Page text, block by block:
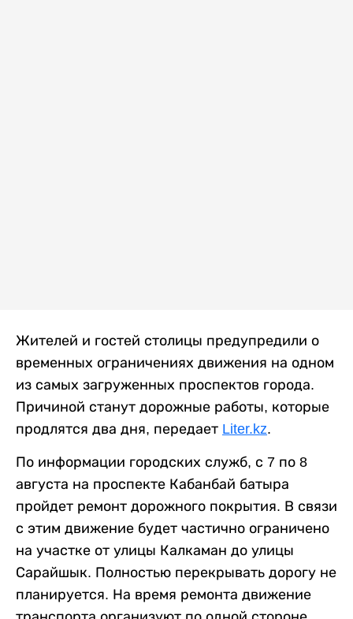
Жителей и гостей столицы предупредили о
временных ограничениях движения на одном
из самых загруженных проспектов города.
Причиной станут дорожные работы, которые
продлятся два дня, передает Liter.kz.
По информации городских служб, с 7 по 8
августа на проспекте Кабанбай батыра
пройдет ремонт дорожного покрытия. В связи
с этим движение будет частично ограничено
на участке от улицы Калкаман до улицы
Сарайшык. Полностью перекрывать дорогу не
планируется. На время ремонта движение